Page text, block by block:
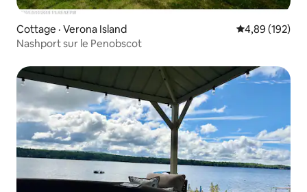
Cottage · Verona Island Note
4,89 (192)
Nashport sur le Penobscot